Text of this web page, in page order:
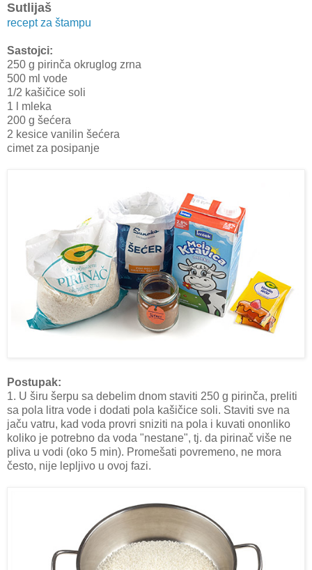
Sutlijaš
recept za štampu
Sastojci:
250 g pirinča okruglog zrna
500 ml vode
1/2 kašičice soli
1 l mleka
200 g šećera
2 kesice vanilin šećera
cimet za posipanje
Postupak:
1. U širu šerpu sa debelim dnom staviti 250 g pirinča, preliti
sa pola litra vode i dodati pola kašičice soli. Staviti sve na
jaču vatru, kad voda provri sniziti na pola i kuvati ononliko
koliko je potrebno da voda "nestane", tj. da pirinač više ne
pliva u vodi (oko 5 min). Promešati povremeno, ne mora
često, nije lepljivo u ovoj fazi.